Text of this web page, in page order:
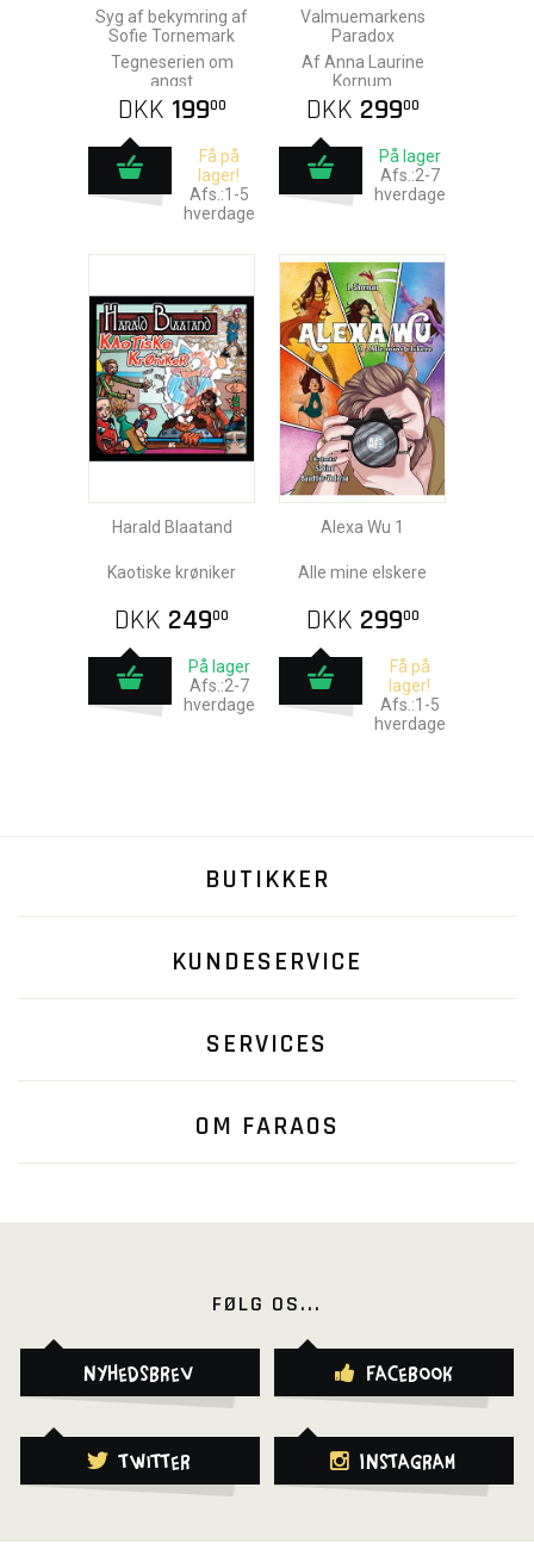
Syg af bekymring af
Sofie Tornemark
Tegneserien om
angst
DKK 19900
Få på
lager!
Afs.:1-5
hverdage
Valmuemarkens
Paradox
Af Anna Laurine
Kornum
DKK 29900
På lager
Afs.:2-7
hverdage
Harald Blaatand
Kaotiske krøniker
DKK 24900
På lager
Afs.:2-7
hverdage
Alexa Wu 1
Alle mine elskere
DKK 29900
Få på
lager!
Afs.:1-5
hverdage
BUTIKKER
KUNDESERVICE
SERVICES
OM FARAOS
FØLG OS...
Nyhedsbrev Facebook
Twitter Instagram